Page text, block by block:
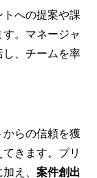
への提案や課
。マネージャ
し、チームを率
らの信頼を獲
きます。プリ
え、 案件創出